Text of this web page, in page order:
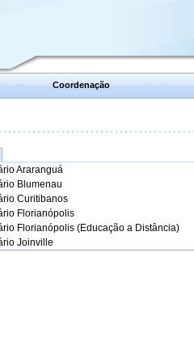
Coordenação
Araranguá
Blumenau
Curitibanos
Florianópolis
Florianópolis (Educação a Distância)
Joinville